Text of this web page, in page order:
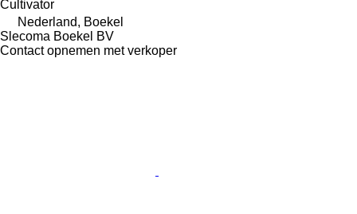
Cultivator
Nederland, Boekel
Slecoma Boekel BV
Contact opnemen met verkoper